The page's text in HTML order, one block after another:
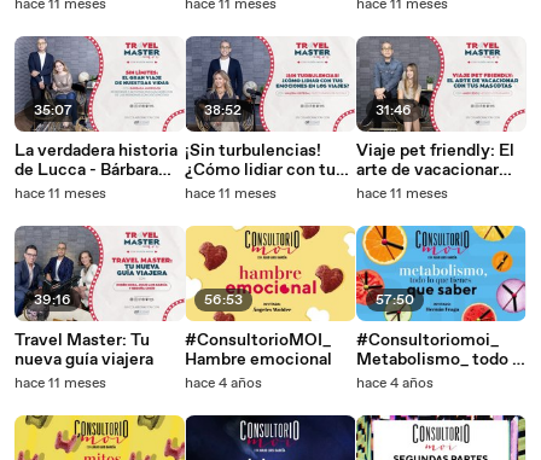
hace 11 meses
35:07
La verdadera historia
de Lucca - Bárbara
Anderson | Travel
hace 11 meses
39:16
Travel Master: Tu
nueva guía viajera
hace 11 meses
hace 11 meses
38:52
¡Sin turbulencias!
¿Cómo lidiar con tus
emociones en los
hace 11 meses
56:53
#ConsultorioMOI_
Hambre emocional
hace 4 años
hace 11 meses
31:46
Viaje pet friendly: El
arte de vacacionar
con tus mascotas |
hace 11 meses
57:50
#Consultoriomoi_
Metabolismo_ todo lo
que debes saber
hace 4 años